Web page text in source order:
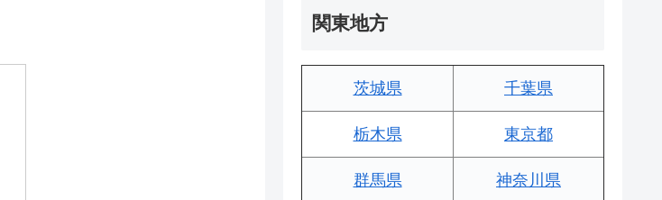
関東地方
茨城県 千葉県
栃木県 東京都
群馬県 神奈川県